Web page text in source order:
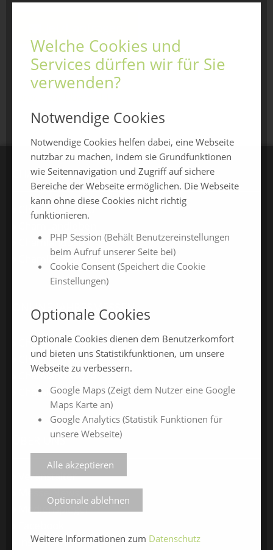
CHAMLAND MESSEN
ChamlandSchau
ChamlandBau
ChamlandCareer
ONLINE-JAHRESMESSEN
ChamlandSchau24
ChamlandVital24
ChamlandBau24
ChamlandCareer24
ÜBER UNS
Veranstalter
Messe-News
Medienspiegel
Instagram
Welche Cookies und
Services dürfen wir für Sie
verwenden?
Notwendige Cookies
Notwendige Cookies helfen dabei, eine Webseite
nutzbar zu machen, indem sie Grundfunktionen
wie Seitennavigation und Zugriff auf sichere
Bereiche der Webseite ermöglichen. Die Webseite
kann ohne diese Cookies nicht richtig
funktionieren.
PHP Session (Behält Benutzereinstellungen
beim Aufruf unserer Seite bei)
Cookie Consent (Speichert die Cookie
Einstellungen)
Optionale Cookies
Optionale Cookies dienen dem Benutzerkomfort
und bieten uns Statistikfunktionen, um unsere
Webseite zu verbessern.
Google Maps (Zeigt dem Nutzer eine Google
Maps Karte an)
Google Analytics (Statistik Funktionen für
unsere Webseite)
Alle akzeptieren
Optionale ablehnen
Weitere Informationen zum Datenschutz